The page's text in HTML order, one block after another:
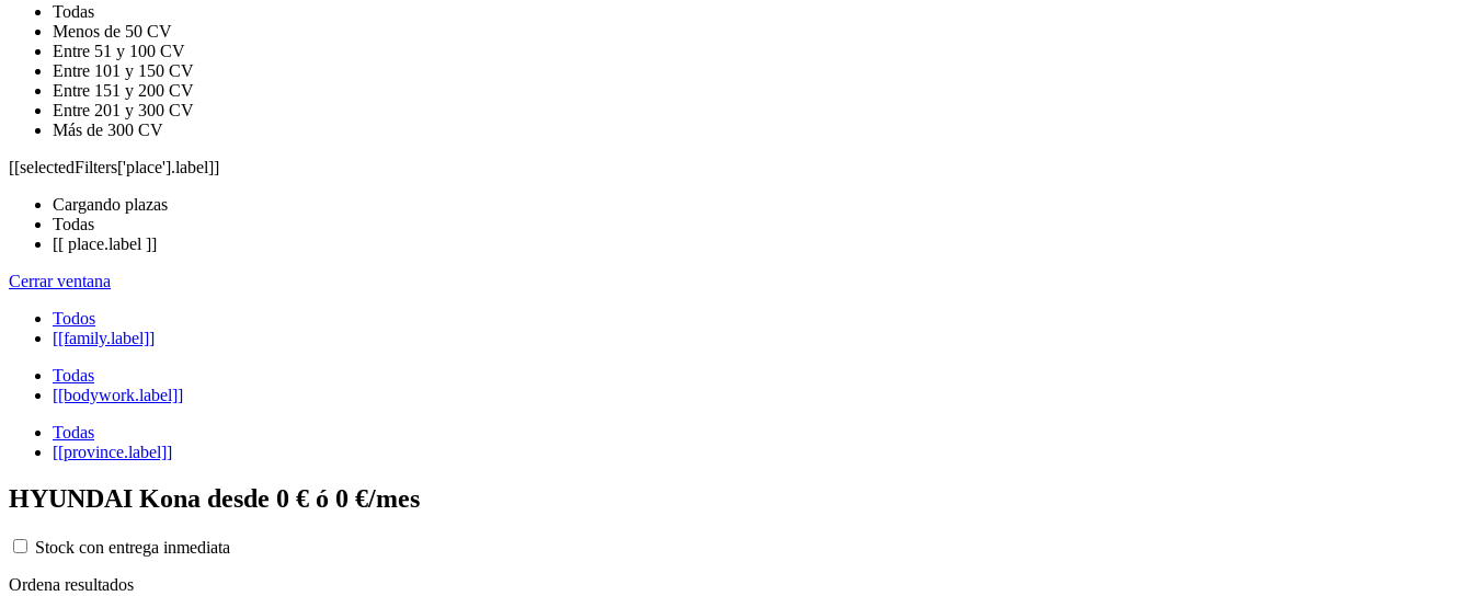
Todas
Menos de 50 CV
Entre 51 y 100 CV
Entre 101 y 150 CV
Entre 151 y 200 CV
Entre 201 y 300 CV
Más de 300 CV
[[selectedFilters['place'].label]]
Cargando plazas
Todas
[[ place.label ]]
Cerrar ventana
Todos
[[family.label]]
Todas
[[bodywork.label]]
Todas
[[province.label]]
HYUNDAI Kona desde 0 € ó 0 €/mes
Stock con entrega inmediata
Ordena resultados